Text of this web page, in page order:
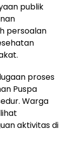
publik
persoalan
proses
Puspa
Warga
aktivitas di